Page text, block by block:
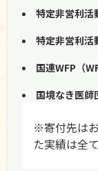
特定非営利
特定非営利
国連WFP（
国境なき医師
※寄付先は
た実績は全